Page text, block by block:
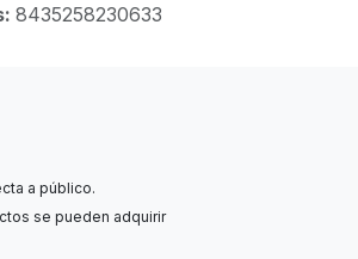
8435258230633
a público.
se pueden adquirir